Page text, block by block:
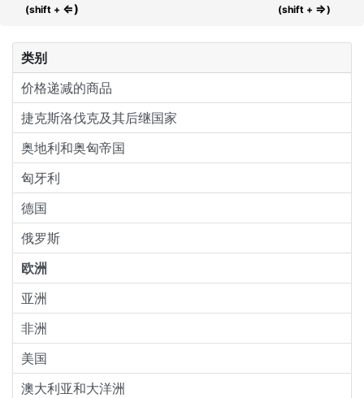
类别
价格递减的商品
捷克斯洛伐克及其后继国家
奥地利和奥匈帝国
匈牙利
德国
俄罗斯
欧洲
亚洲
非洲
美国
澳大利亚和大洋洲
(shift + ⇐)
(shift + ⇒)